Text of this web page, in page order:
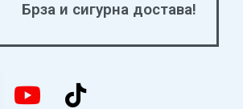
Брза и сигурна достава!